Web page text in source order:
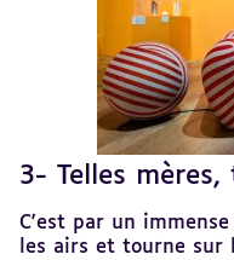
3- Telles
C'est par un
les airs et tourne sur
Revenir
sommaire